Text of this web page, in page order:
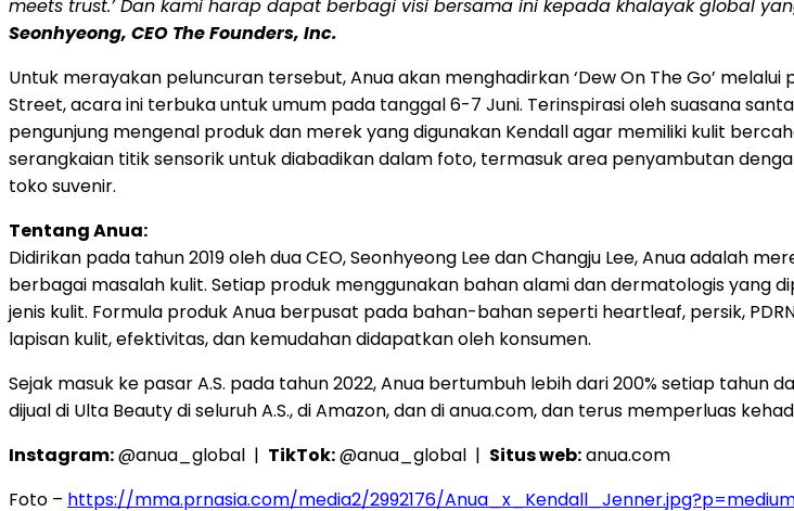
meets trust.’ Dan kami harap dapat berbagi visi bersama ini kepada khalayak global
Seonhyeong, CEO The Founders, Inc.
Untuk merayakan peluncuran tersebut, Anua akan menghadirkan ‘Dew On The Go’
Street, acara ini terbuka untuk umum pada tanggal 6-7 Juni. Terinspirasi oleh suasana
pengunjung mengenal produk dan merek yang digunakan Kendall agar memiliki kulit
serangkaian titik sensorik untuk diabadikan dalam foto, termasuk area penyambutan
toko suvenir.
Tentang Anua:
Didirikan pada tahun 2019 oleh dua CEO, Seonhyeong Lee dan Changju Lee, Anua adalah
berbagai masalah kulit. Setiap produk menggunakan bahan alami dan dermatologis yang
jenis kulit. Formula produk Anua berpusat pada bahan-bahan seperti heartleaf, persik,
lapisan kulit, efektivitas, dan kemudahan didapatkan oleh konsumen.
Sejak masuk ke pasar A.S. pada tahun 2022, Anua bertumbuh lebih dari 200% setiap
dijual di Ulta Beauty di seluruh A.S., di Amazon, dan di anua.com, dan terus memperluas
Instagram:@anua_global | TikTok:@anua_global | Situs web:anua.com
Foto – https://mma.prnasia.com/media2/2992176/